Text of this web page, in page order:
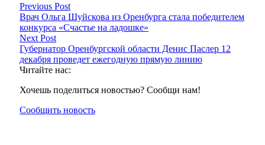
Previous Post
Врач Ольга Шуйскова из Оренбурга стала победителем
конкурса «Счастье на ладошке»
Next Post
Губернатор Оренбургской области Денис Паслер 12
декабря проведет ежегодную прямую линию
Читайте нас:
Хочешь поделиться новостью? Сообщи нам!
Сообщить новость